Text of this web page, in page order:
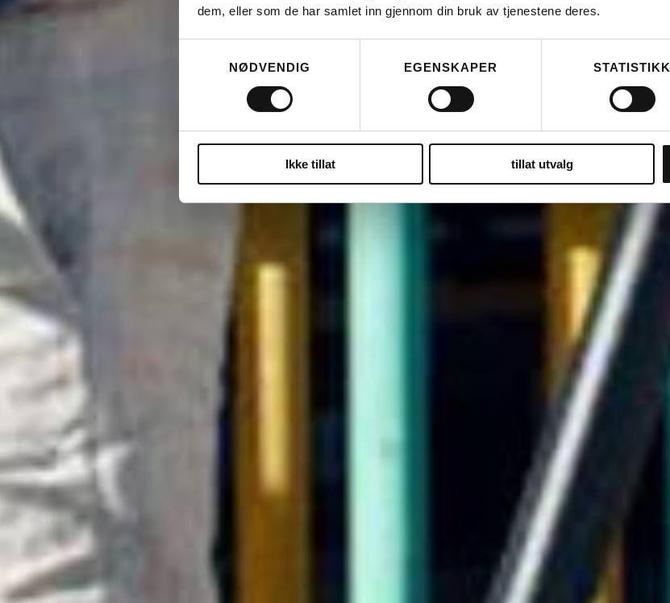
dem, eller som de har samlet inn gjennom din bruk av tjenestene deres.
NØDVENDIG
EGENSKAPER STATISTIKK
Ikke tillat tillat utvalg